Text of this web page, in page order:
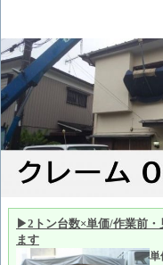
▶2トン台数×単価/作業前・
ます
単